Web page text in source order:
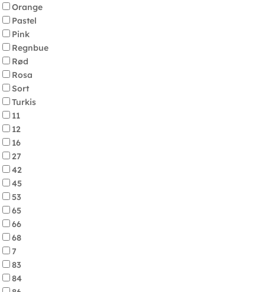
Orange
Pastel
Pink
Regnbue
Rød
Rosa
Sort
Turkis
11
12
16
27
42
45
53
65
66
68
7
83
84